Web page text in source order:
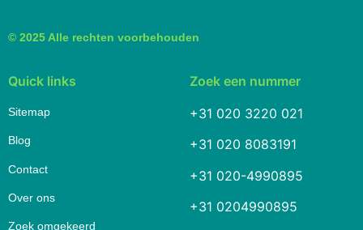
© 2025 Alle rechten voorbehouden
Quick links
Sitemap
Blog
Contact
Over ons
Zoek omgekeerd
Zoek een nummer
+31 020 3220 021
+31 020 8083191
+31 020-4990895
+31 0204990895